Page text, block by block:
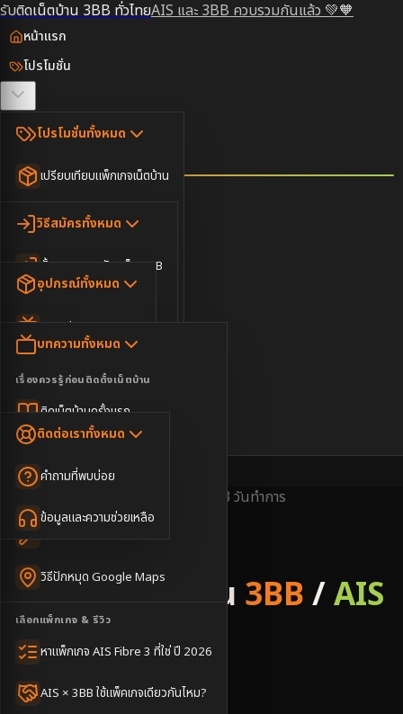
รับติดเน็ตบ้าน 3BB ทั่วไทยAIS และ 3BB ควบรวมกันแล้ว 💚🧡
หน้าแรก
โปรโมชั่น
โปรโมชั่นทั้งหมด
เปรียบเทียบแพ็กเกจเน็ตบ้าน
เน็ตบ้าน Super Fast
เน็ตบ้าน 2Gbps
เน็ตบ้านพร้อมกล่องทีวี
เน็ตบ้าน + Netflix
เน็ตบ้าน + บริการเสริม
เน็ตบ้านแรงทุกชั้น
ตรวจสอบพื้นที่
วิธีสมัครทั้งหมด
ขั้นตอนการสมัครเน็ต 3BB
อุปกรณ์
อุปกรณ์ทั้งหมด
AIS Play Box
Dongle เน็ตสำรอง
บทความ
บทความทั้งหมด
เรื่องควรรู้ก่อนติดตั้งเน็ตบ้าน
ติดเน็ตบ้านครั้งแรก
เทคนิคขอคิวช่างได้ไว
วิธีปักหมุด Google Maps
เลือกแพ็กเกจ & รีวิว
หาแพ็กเกจ AIS Fibre 3 ที่ใช่ ปี 2026
AIS × 3BB ใช้แพ็คเกจเดียวกันไหม?
ข่าวสาร
ติดต่อเราทั้งหมด
คำถามที่พบบ่อย
ข้อมูลและความช่วยเหลือ
🇹🇭🇬🇧
2-3 วันทำการ
3BB & AIS Fibre
รับติดตั้งเน็ตบ้าน 3BB/AIS
Fibre
อำเภอโนนคูณ